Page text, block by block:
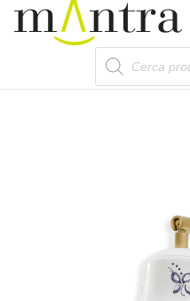
Products
search